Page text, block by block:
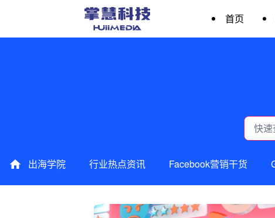
首页
出海学院 行业热点资讯 Facebook营销干货